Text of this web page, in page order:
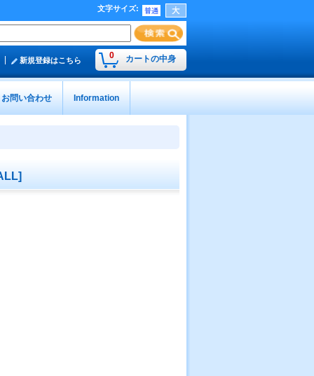
文字サイズ:
0 カートの中身
新規登録はこちら
お問い合わせ Information
]